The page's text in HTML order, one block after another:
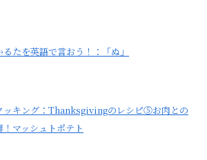
たを英語で言おう！：「ぬ」
ッキング：Thanksgivingのレシピ⑤お肉との
！マッシュトポテト